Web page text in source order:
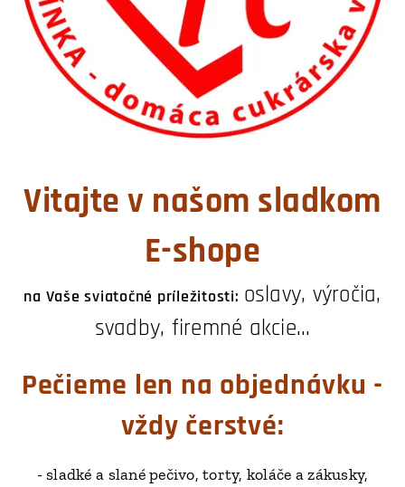
Vitajte v našom sladkom
E-shope
na Vaše sviatočné príležitosti: oslavy, výročia,
svadby, firemné akcie...
Pečieme len na objednávku -
vždy čerstvé:
- sladké a slané pečivo, torty, koláče a zákusky,
čajové